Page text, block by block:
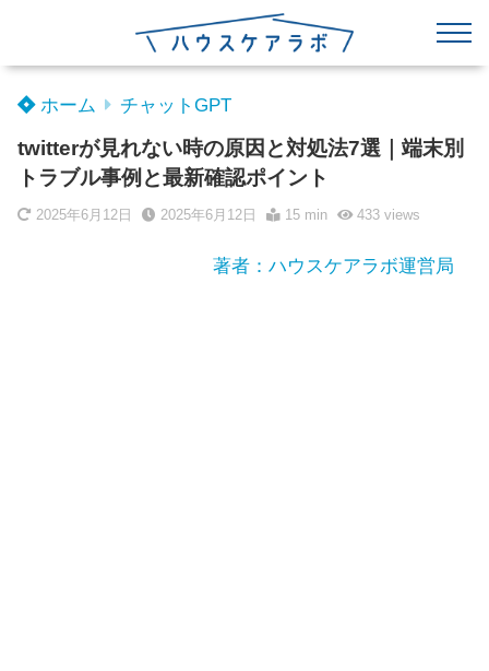
ホーム チャットGPT
twitterが見れない時の原因と対処法7選｜端末別
トラブル事例と最新確認ポイント
2025年6月12日 2025年6月12日 15 min 433views
著者：ハウスケアラボ運営局